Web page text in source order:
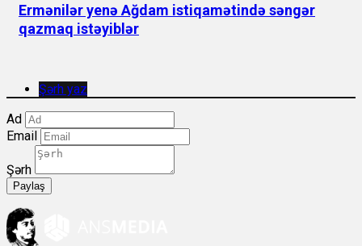
Ermənilər yenə Ağdam istiqamətində səngər
qazmaq istəyiblər
Şərh yaz
Ad
Email
Şərh
Paylaş